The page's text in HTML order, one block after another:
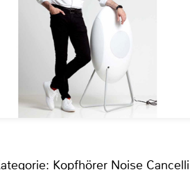
Kopfhörer Noise